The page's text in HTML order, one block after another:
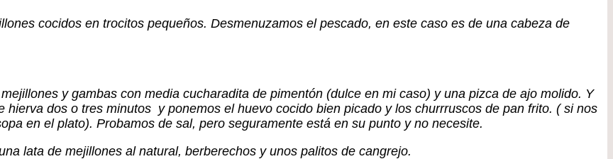
cocidos en trocitos pequeños. Desmenuzamos el pescado, en este caso es de una cabeza de
y gambas con media cucharadita de pimentón (dulce en mi caso) y una pizca de ajo molido. Y
dos o tres minutos y ponemos el huevo cocido bien picado y los churrruscos de pan frito. ( si nos
en el plato). Probamos de sal, pero seguramente está en su punto y no necesite.
lata de mejillones al natural, berberechos y unos palitos de cangrejo.